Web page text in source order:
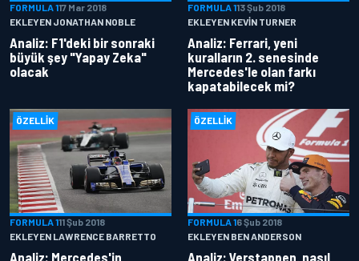
FORMULA 117 Mar 2018
EKLEYEN JONATHAN NOBLE
Analiz: F1'deki bir sonraki
büyük şey "Yapay Zeka"
olacak
FORMULA 113 Şub 2018
EKLEYEN KEVIN TURNER
Analiz: Ferrari, yeni
kuralların 2. senesinde
Mercedes'le olan farkı
kapatabilecek mi?
ÖZELLIK
FORMULA 111 Şub 2018
EKLEYEN LAWRENCE BARRETTO
Analiz: Mercedes'in
ÖZELLIK
FORMULA 16 Şub 2018
EKLEYEN BEN ANDERSON
Analiz: Verstappen, nasıl